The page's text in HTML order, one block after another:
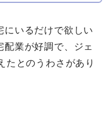
にいるだけで欲しい
配業が好調で、ジェ
たとのうわさがあり